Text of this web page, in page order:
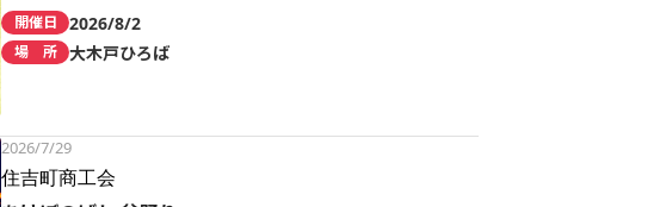
開催日 2026/8/2
場 所 大木戸ひろば
2026/7/29
住吉町商工会